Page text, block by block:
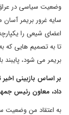
وضعیت سیاسی در عراق
سایه غرور بریمر
اعضای شیعی را
تا به تصمیم هایی که
بریمر می شود، پایبند
بر اساس بازبینی
داد، معاون رئیس
به اعتقاد من وضعیت